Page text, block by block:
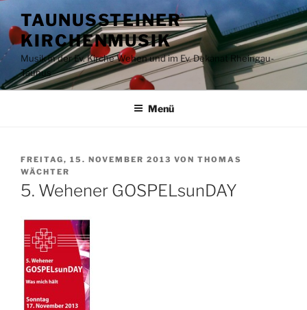
Inhalt
springen
TAUNUSSTEINER
KIRCHENMUSIK
Musik in der Ev. Kirche Wehen und im Ev. Dekanat Rheingau-
Taunus
Menü
VERÖFFENTLICHT
AM
FREITAG, 15. NOVEMBER 2013 VON THOMAS
WÄCHTER
5. Wehener GOSPELsunDAY